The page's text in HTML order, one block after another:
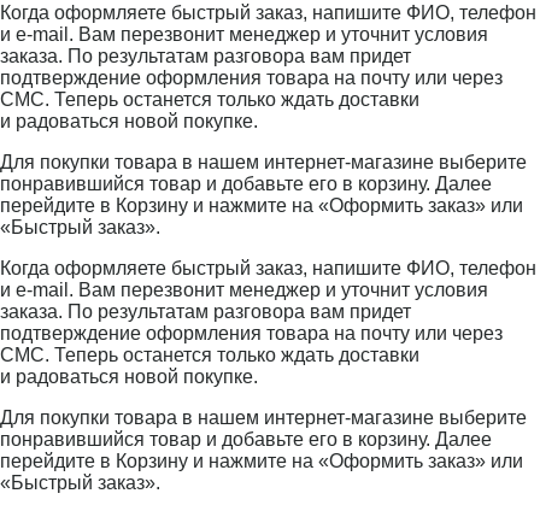
Когда оформляете быстрый заказ, напишите ФИО, телефон
и e-mail. Вам перезвонит менеджер и уточнит условия
заказа. По результатам разговора вам придет
подтверждение оформления товара на почту или через
СМС. Теперь останется только ждать доставки
и радоваться новой покупке.
Для покупки товара в нашем интернет-магазине выберите
понравившийся товар и добавьте его в корзину. Далее
перейдите в Корзину и нажмите на «Оформить заказ» или
«Быстрый заказ».
Когда оформляете быстрый заказ, напишите ФИО, телефон
и e-mail. Вам перезвонит менеджер и уточнит условия
заказа. По результатам разговора вам придет
подтверждение оформления товара на почту или через
СМС. Теперь останется только ждать доставки
и радоваться новой покупке.
Для покупки товара в нашем интернет-магазине выберите
понравившийся товар и добавьте его в корзину. Далее
перейдите в Корзину и нажмите на «Оформить заказ» или
«Быстрый заказ».